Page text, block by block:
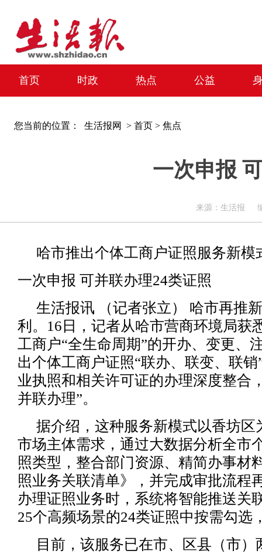
首页 时政 热点 公益
您当前的位置： 生活报网 > 首页 > 焦点
一次申报
来源：生活报
哈市推出个体工商户证照服务新模
一次申报 可并联办理24类证照
生活报讯 （记者张立） 哈市再推
利。16日，记者从哈市营商环境局获
工商户“全生命周期”的开办、变更、
出个体工商户证照“联办、联变、联
业执照和相关许可证的办理深度整合
并联办理”。
据介绍，这种服务新模式以香坊区
市场主体需求，通过大数据分析全市
照类型，整合部门资源、精简办事材
照业务关联清单》，并完成审批流程
办理证照业务时，系统将智能推送关
25个高频场景的24类证照中按需勾选
目前，该服务已在市、区县（市）